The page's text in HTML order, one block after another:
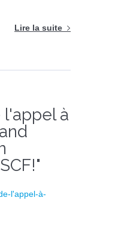
Lire la suite
à